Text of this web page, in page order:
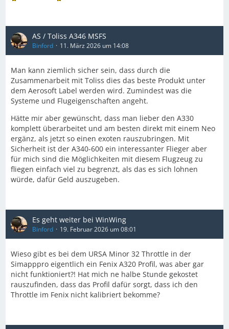
AS / Toliss A346 MSFS
Binford 11. März 2026 um 14:08
Man kann ziemlich sicher sein, dass durch die
Zusammenarbeit mit Toliss dies das beste Produkt unter
dem Aerosoft Label werden wird. Zumindest was die
Systeme und Flugeigenschaften angeht.
Hätte mir aber gewünscht, dass man lieber den A330
komplett überarbeitet und am besten direkt mit einem Neo
ergänz, als jetzt so einen exoten rauszubringen. Mit
Sicherheit ist der A340-600 ein interessanter Flieger aber
für mich sind die Möglichkeiten mit diesem Flugzeug zu
fliegen einfach viel zu begrenzt, als das es sich lohnen
würde, dafür Geld auszugeben.
Es geht weiter bei WinWing
Binford 19. Februar 2026 um 08:01
Wieso gibt es bei dem URSA Minor 32 Throttle in der
Simapppro eigentlich ein Fenix A320 Profil, was aber gar
nicht funktioniert?! Hat mich ne halbe Stunde gekostet
rauszufinden, dass das Profil dafür sorgt, dass ich den
Throttle im Fenix nicht kalibriert bekomme?